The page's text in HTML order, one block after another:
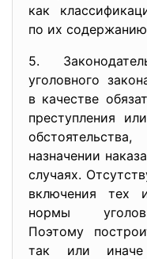
как
по их
5.
уголовного
в качестве
преступления
назначении
случаях.
включения тех
нормы
Поэтому
так или